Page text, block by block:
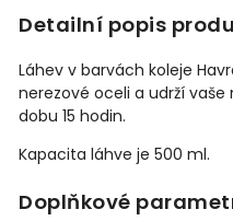
Detailní popis
Láhev v barvách koleje
nerezové oceli a udrží
dobu 15 hodin.
Kapacita láhve je 500 ml.
Doplňkové